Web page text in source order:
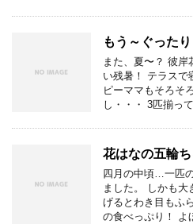
もう～ぐったり
また、夏〜？ 彼岸
い残暑！ テラスで
ピーママもそろそ
し・・・ 3匹揃っ
花はなの五輪
四月の中頃…一匹
ました。 しかも大
げるとわき目もふ
の食べっぷり！ よ